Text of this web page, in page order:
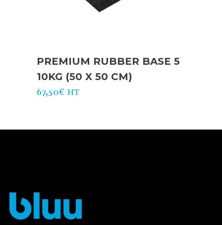
PREMIUM RUBBER BASE 5
10KG (50 X 50 CM)
67,50€ HT